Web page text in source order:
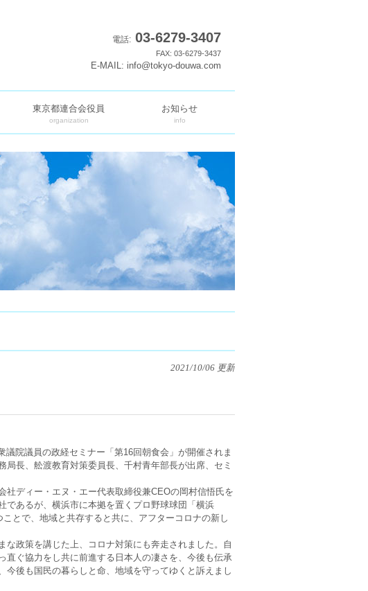
電話: 03-6279-3407
FAX: 03-6279-3437
E-MAIL: info@tokyo-douwa.com
東京都連合会役員
organization
お知らせ
info
2021/10/06 更新
院議員の政経セミナー「第16回朝食会」が開催されま
長、舩渡教育対策委員長、千村青年部長が出席、セミ
ディー・エヌ・エー代表取締役兼CEOの岡村信悟氏を
であるが、横浜市に本拠を置くプロ野球球団「横浜
とで、地域と共存すると共に、アフターコロナの新し
政策を講じた上、コロナ対策にも奔走されました。自
ぐ協力をし共に前進する日本人の凄さを、今後も伝承
今後も国民の暮らしと命、地域を守ってゆくと訴えまし